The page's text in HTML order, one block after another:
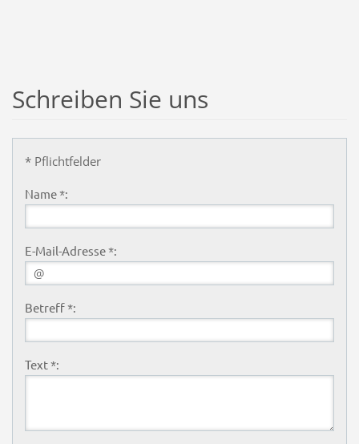
Schreiben Sie uns
* Pflichtfelder
Name *:
E-Mail-Adresse *:
Betreff *:
Text *: